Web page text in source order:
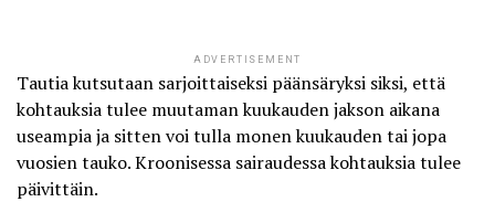
ADVERTISEMENT
Tautia kutsutaan sarjoittaiseksi päänsäryksi siksi, että
kohtauksia tulee muutaman kuukauden jakson aikana
useampia ja sitten voi tulla monen kuukauden tai jopa
vuosien tauko. Kroonisessa sairaudessa kohtauksia tulee
päivittäin.